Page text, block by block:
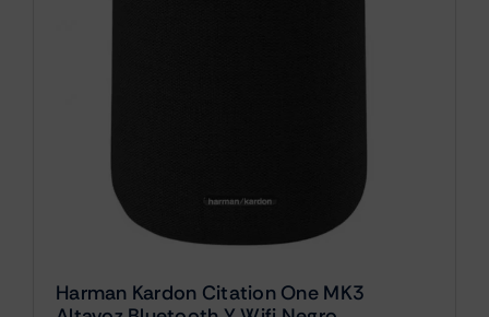
Harman Kardon Citation One MK3